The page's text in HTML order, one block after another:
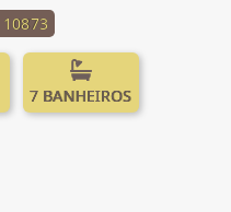
10873
7 BANHEIROS